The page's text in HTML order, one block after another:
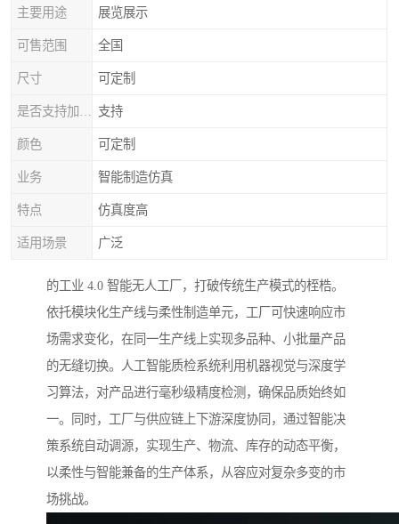
主要用途 展览展示
可售范围 全国
尺寸 可定制
支持
颜色 可定制
业务 智能制造仿真
特点 仿真度高
适用场景 广泛
的工业 4.0 智能无人工厂，打破传统生产模式的桎梏。
依托模块化生产线与柔性制造单元，工厂可快速响应市
场需求变化，在同一生产线上实现多品种、小批量产品
的无缝切换。人工智能质检系统利用机器视觉与深度学
习算法，对产品进行毫秒级精度检测，确保品质始终如
一。同时，工厂与供应链上下游深度协同，通过智能决
策系统自动调源，实现生产、物流、库存的动态平衡，
以柔性与智能兼备的生产体系，从容应对复杂多变的市
场挑战。